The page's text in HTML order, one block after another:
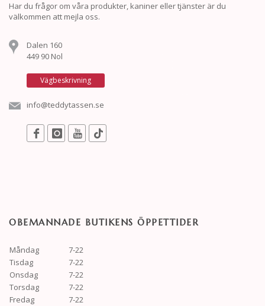
Har du frågor om våra produkter, kaniner eller tjänster är du
välkommen att mejla oss.
Dalen 160
449 90 Nol
Vägbeskrivning
info@teddytassen.se
OBEMANNADE BUTIKENS ÖPPETTIDER
Måndag
7-22
Tisdag
7-22
Onsdag
7-22
Torsdag
7-22
Fredag
7-22